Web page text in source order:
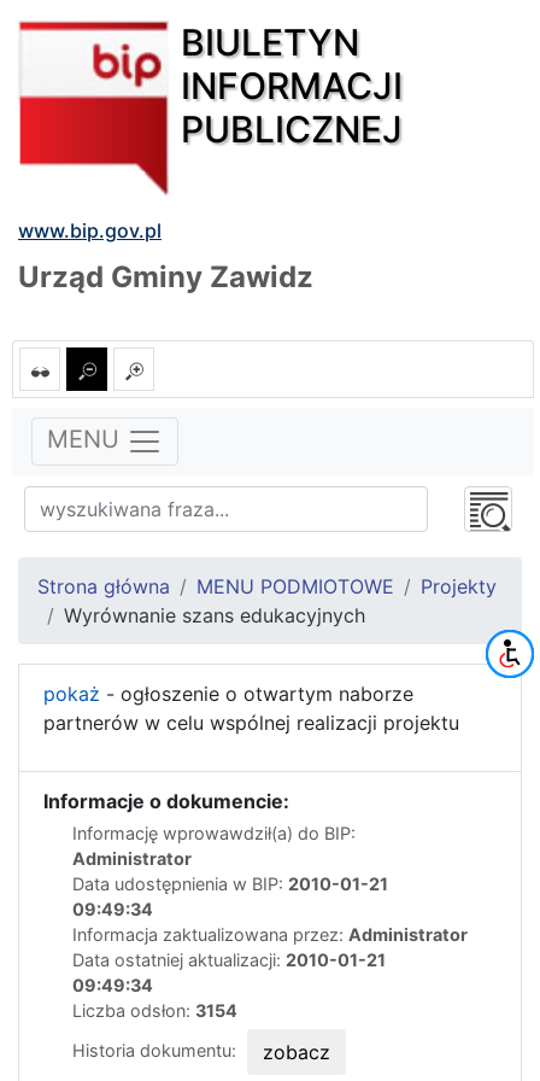
BIULETYN
INFORMACJI
PUBLICZNEJ
www.bip.gov.pl
Urząd Gminy Zawidz
MENU
Strona główna MENU PODMIOTOWE
Projekty
Wyrównanie szans edukacyjnych
pokaż - ogłoszenie o otwartym naborze
partnerów w celu wspólnej realizacji projektu
Informacje o dokumencie:
Informację wprowawdził(a) do BIP:
Administrator
Data udostępnienia w BIP: 2010-01-21
09:49:34
Informacja zaktualizowana przez: Administrator
Data ostatniej aktualizacji: 2010-01-21
09:49:34
Liczba odsłon: 3154
Historia dokumentu:
zobacz